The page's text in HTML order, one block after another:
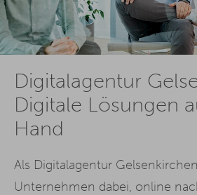
Digitalagentur
Digitale Lösungen
Hand
Als Digitalagentur
Unternehmen dabei, online